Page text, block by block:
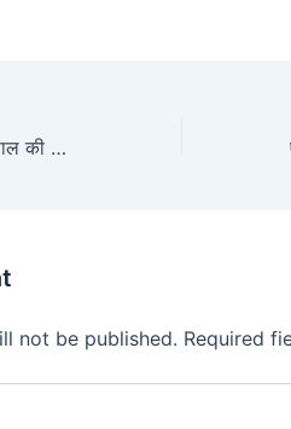
“सतर्कता केवल एक दिन नहीं, पूरे साल की जिम्मेदारी”: इम्तियाज़ भारतीया
not be published. Required